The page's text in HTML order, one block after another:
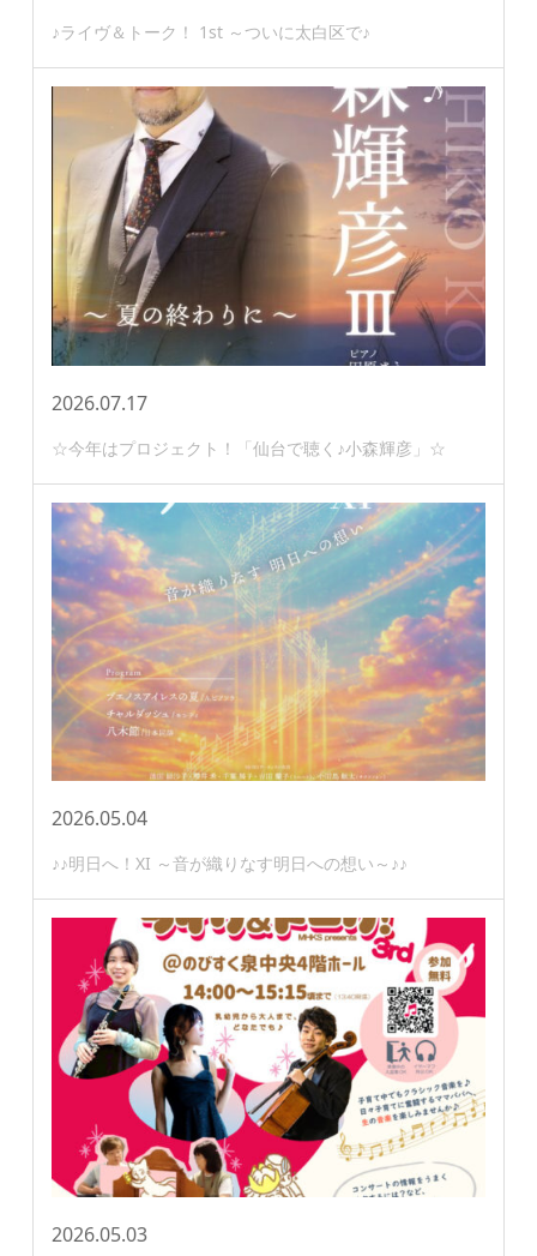
♪ライヴ＆トーク！ 1st ～ついに太白区で♪
2026.07.17
☆今年はプロジェクト！「仙台で聴く♪小森輝彦」☆
2026.05.04
♪♪明日へ！XI ～音が織りなす明日への想い～♪♪
2026.05.03